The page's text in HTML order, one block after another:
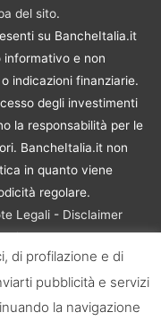
del sito.
su BancheItalia.it
informativo e non
indicazioni finanziarie.
degli investimenti
la responsabilità per le
BancheItalia.it non
in quanto viene
regolare.
Legali- Disclaimer
i diritti sono riservati. |
di BancheItalia.it:
senza esplicita
di profilazione e di
pubblicità e servizi
la navigazione